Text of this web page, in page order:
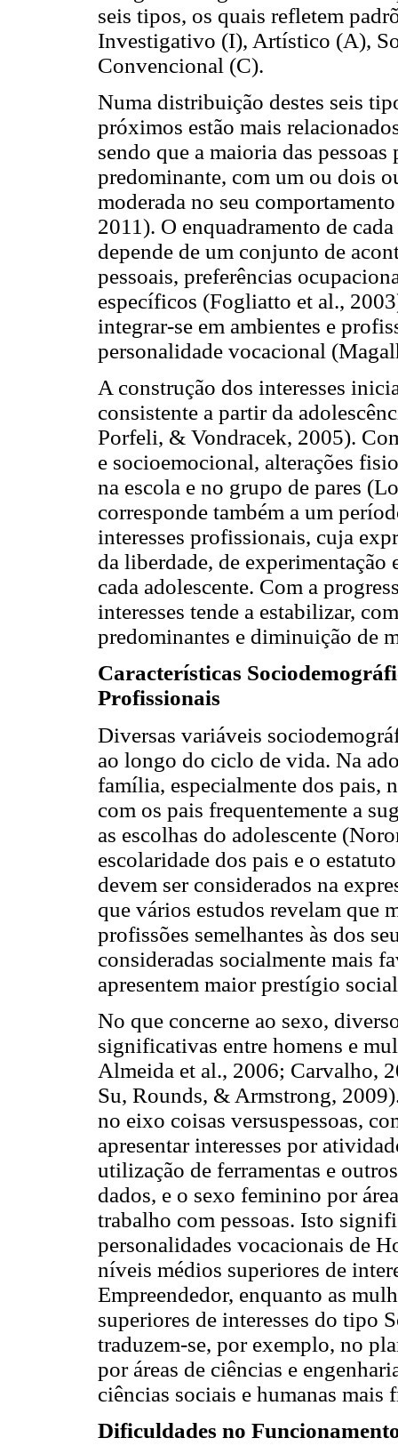
seis tipos, os quais refletem
Investigativo (I), Artístico (A),
Convencional (C).
Numa distribuição destes seis
próximos estão mais
sendo que a maioria das
predominante, com um ou dois
moderada no seu
2011). O enquadramento de
depende de um conjunto de
pessoais, preferências
específicos (Fogliatto et al.,
integrar-se em ambientes e
personalidade vocacional
A construção dos interesses
consistente a partir da
Porfeli, & Vondracek, 2005).
e socioemocional, alterações
na escola e no grupo de pares
corresponde também a um
interesses profissionais, cuja
da liberdade, de experimentação
cada adolescente. Com a
interesses tende a estabilizar,
predominantes e diminuição de
Características
Profissionais
Diversas variáveis
ao longo do ciclo de vida. Na
família, especialmente dos pais,
com os pais frequentemente a
as escolhas do adolescente
escolaridade dos pais e o
devem ser considerados na
que vários estudos revelam que
profissões semelhantes às dos
consideradas socialmente mais
apresentem maior prestígio
No que concerne ao sexo,
significativas entre homens e
Almeida et al., 2006; Carvalho,
Su, Rounds, & Armstrong,
no eixo coisas versuspessoas,
apresentar interesses por
utilização de ferramentas e
dados, e o sexo feminino por
trabalho com pessoas. Isto
personalidades vocacionais de
níveis médios superiores de
Empreendedor, enquanto as
superiores de interesses do tipo
traduzem-se, por exemplo, no
por áreas de ciências e
ciências sociais e humanas mais
Dificuldades no